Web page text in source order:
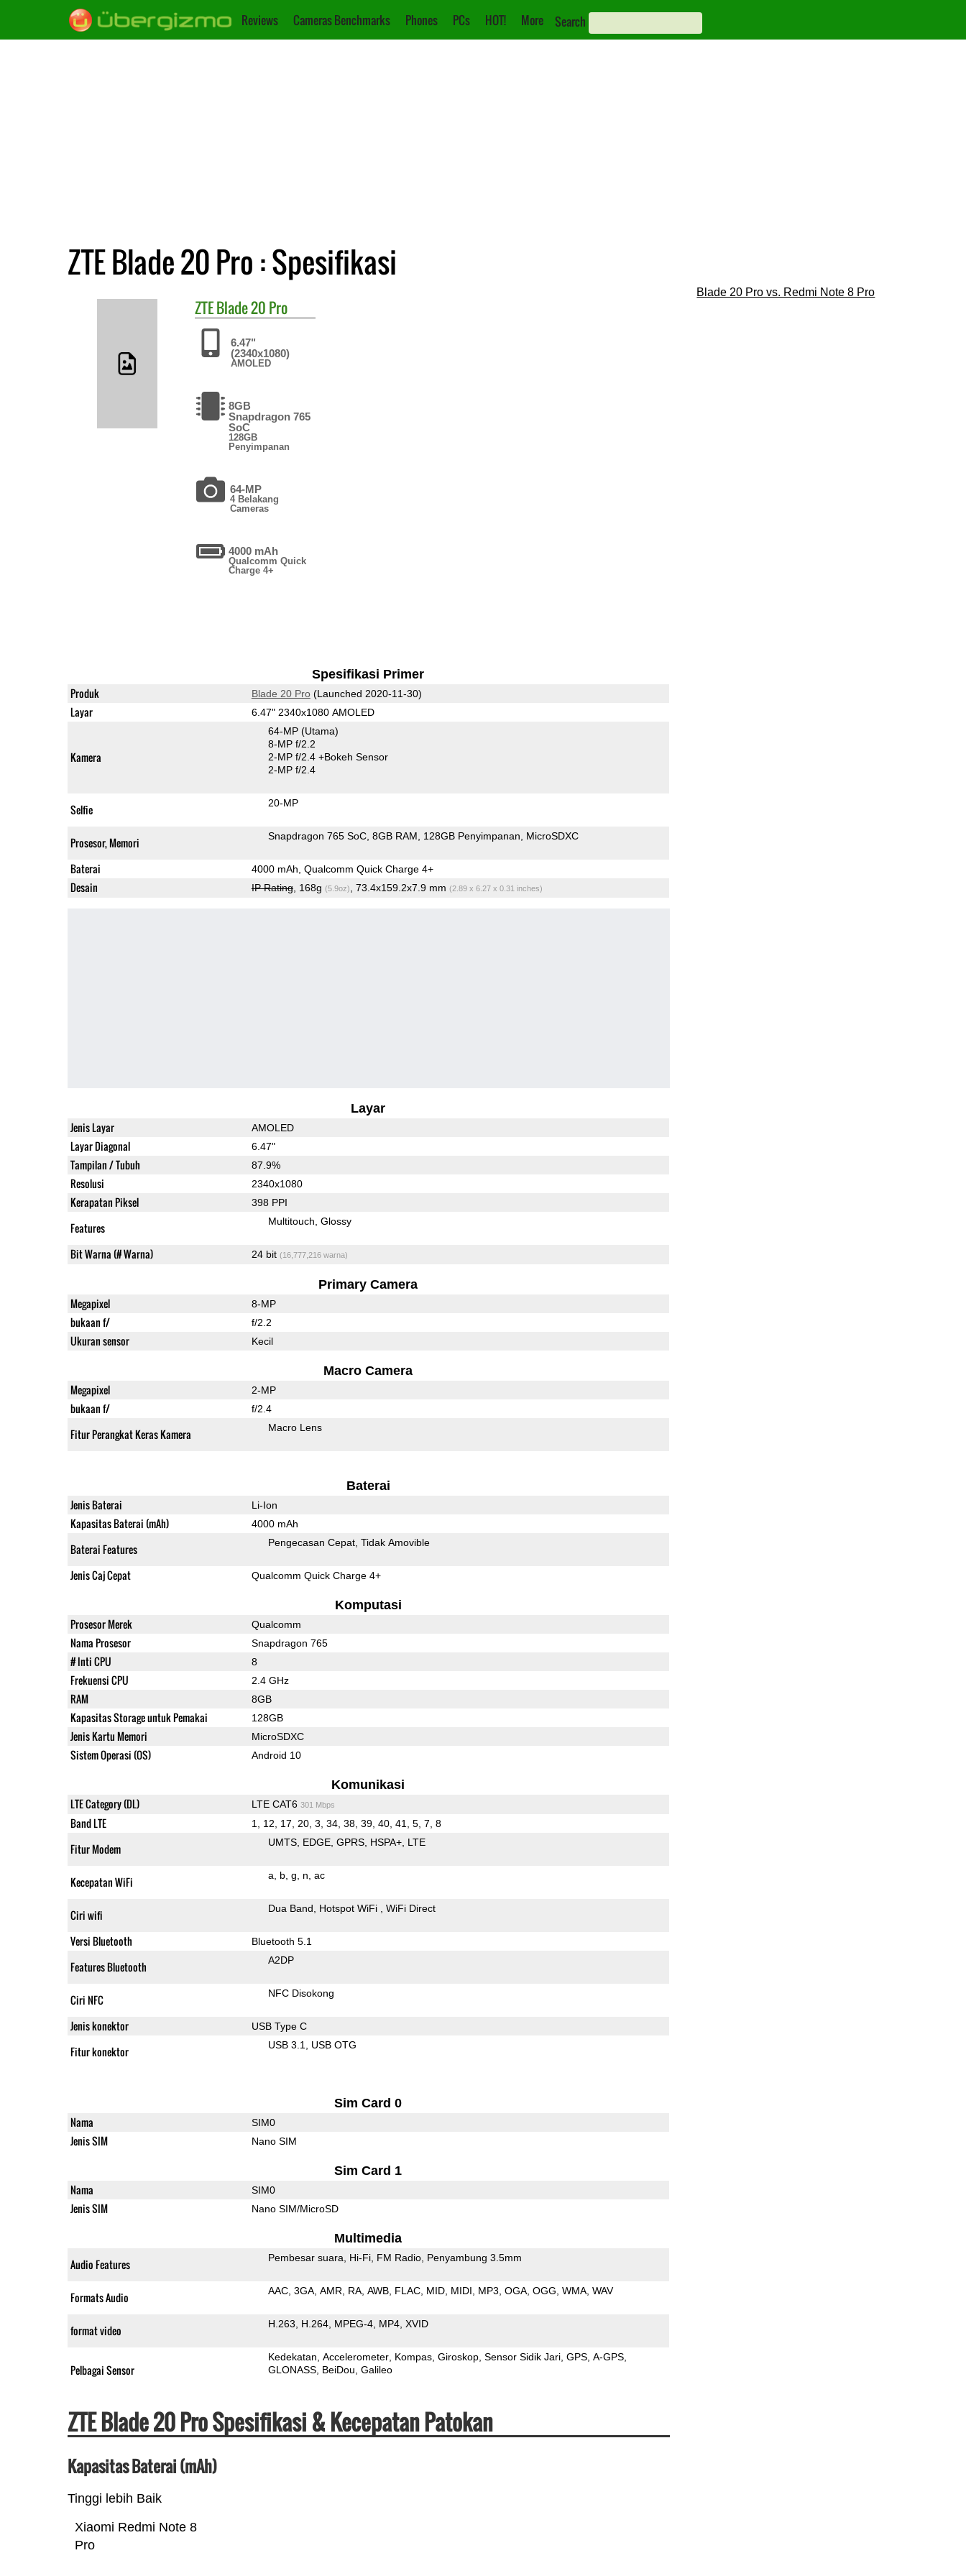
Reviews Cameras Benchmarks Phones PCs HOT! More Search
ZTE Blade 20 Pro : Spesifikasi
ZTEBlade 20 Pro
6.47"
(2340x1080)
AMOLED
8GB
Snapdragon 765
SoC
128GB
Penyimpanan
64-MP
4 Belakang
Cameras
4000 mAh
Qualcomm Quick
Charge 4+
Spesifikasi Primer
Produk Blade 20 Pro(Launched 2020-11-30)
Layar 6.47" 2340x1080 AMOLED
Kamera
64-MP (Utama)
8-MP f/2.2
2-MP f/2.4 +Bokeh Sensor
2-MP f/2.4
Selfie 20-MP
Prosesor, Memori Snapdragon 765 SoC 8GB RAM 128GB Penyimpanan MicroSDXC
Baterai 4000 mAh, Qualcomm Quick Charge 4+
Desain IP Rating, 168g (5.9oz) , 73.4x159.2x7.9 mm (2.89 x 6.27 x 0.31 inches)
Layar
Jenis Layar AMOLED
Layar Diagonal 6.47"
Tampilan / Tubuh 87.9%
Resolusi 2340x1080
Kerapatan Piksel 398 PPI
Features Multitouch Glossy
Bit Warna (# Warna) 24 bit (16,777,216 warna)
Primary Camera
Megapixel 8-MP
bukaan f/ f/2.2
Ukuran sensor Kecil
Macro Camera
Megapixel 2-MP
bukaan f/ f/2.4
Fitur Perangkat Keras Kamera Macro Lens
Baterai
Jenis Baterai Li-Ion
Kapasitas Baterai (mAh) 4000 mAh
Baterai Features Pengecasan Cepat Tidak Amovible
Jenis Caj Cepat Qualcomm Quick Charge 4+
Komputasi
Prosesor Merek Qualcomm
Nama Prosesor Snapdragon 765
# Inti CPU 8
Frekuensi CPU 2.4 GHz
RAM 8GB
Kapasitas Storage untuk Pemakai 128GB
Jenis Kartu Memori MicroSDXC
Sistem Operasi (OS) Android 10
Komunikasi
LTE Category (DL) LTE CAT6 301 Mbps
Band LTE 1, 12, 17, 20, 3, 34, 38, 39, 40, 41, 5, 7, 8
Fitur Modem UMTS EDGE GPRS HSPA+ LTE
Kecepatan WiFi a b g n ac
Ciri wifi Dua Band Hotspot WiFi WiFi Direct
Versi Bluetooth Bluetooth 5.1
Features Bluetooth A2DP
Ciri NFC NFC Disokong
Jenis konektor USB Type C
Fitur konektor USB 3.1 USB OTG
Sim Card 0
Nama SIM0
Jenis SIM Nano SIM
Sim Card 1
Nama SIM0
Jenis SIM Nano SIM/MicroSD
Multimedia
Audio Features Pembesar suara Hi-Fi FM Radio Penyambung 3.5mm
Formats Audio AAC 3GA AMR RA AWB FLAC MID MIDI MP3 OGA OGG WMA WAV
format video H.263 H.264 MPEG-4 MP4 XVID
Pelbagai Sensor
Kedekatan Accelerometer Kompas Giroskop Sensor Sidik Jari GPS A-GPS
GLONASS BeiDou Galileo
ZTE Blade 20 Pro Spesifikasi & Kecepatan Patokan
Kapasitas Baterai (mAh)
Tinggi lebih Baik
Xiaomi Redmi Note 8
Pro
Blade 20 Pro vs. Redmi Note 8 Pro